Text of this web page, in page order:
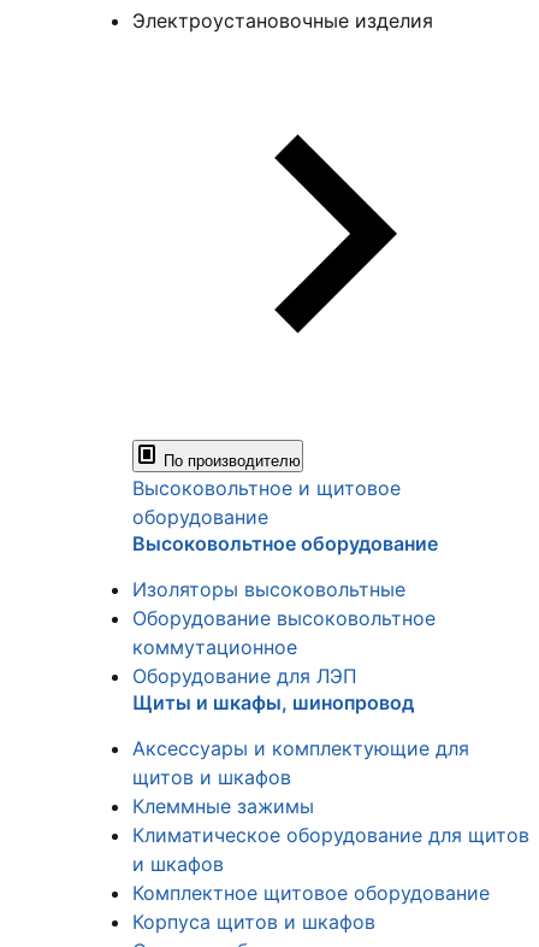
Электроустановочные изделия
По производителю
Высоковольтное и щитовое
оборудование
Высоковольтное оборудование
Изоляторы высоковольтные
Оборудование высоковольтное
коммутационное
Оборудование для ЛЭП
Щиты и шкафы, шинопровод
Аксессуары и комплектующие для
щитов и шкафов
Клеммные зажимы
Климатическое оборудование для щитов
и шкафов
Комплектное щитовое оборудование
Корпуса щитов и шкафов